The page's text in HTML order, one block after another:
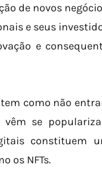
de novos
e seus
e
como não
se
constituem
os NFTs.